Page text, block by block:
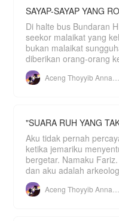
untuk
Ya,
akan
sang
SAYAP-SAYAP YANG
Di halte bus Bundaran
seekor malaikat yang
bukan malaikat
diberikan orang-orang
"SUARA RUH YANG
Aku tidak pernah
ketika jemariku
bergetar. Namaku Fariz. Usiaku tiga puluh lima tahun,
dan aku adalah